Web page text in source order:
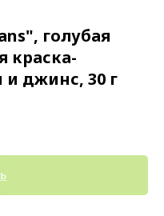
голубая
краска-
и джинс, 30 г